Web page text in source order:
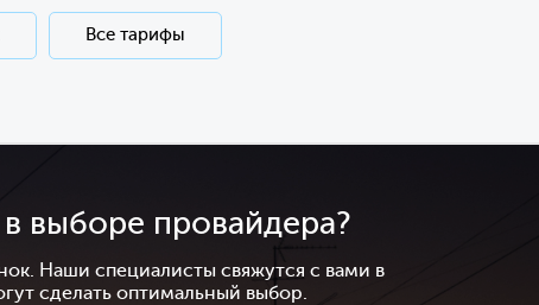
Все тарифы
в выборе провайдера?
Наши специалисты свяжутся с вами в
сделать оптимальный выбор.